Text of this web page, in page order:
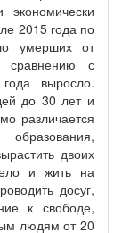
2015 года по
умерших от
сравнению с
выросло.
до 30 лет и
различается
двоих
и жить на
досуг,
к свободе,
людям от 20